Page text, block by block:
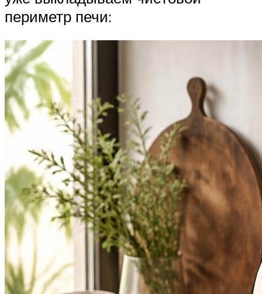
периметр печи: